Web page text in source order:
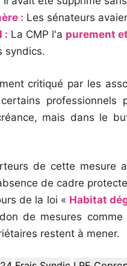
: Les sénateurs
: La CMP l'a purement
syndics.
critiqué par les
mais dans le
de cette mesure
de cadre
de la loi « Habitat
de mesures
restent à mener.